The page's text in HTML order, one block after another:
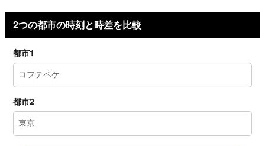
2つの都市の時刻と時差を比較
都市1
都市2